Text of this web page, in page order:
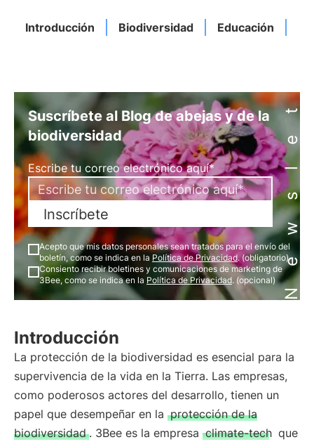
Introducción Biodiversidad Educación Newsletter
Suscríbete al Blog de abejas y de la
biodiversidad
Escribe tu correo electrónico aquí*
Inscríbete
Acepto que mis datos personales sean tratados para el envío del
boletín, como se indica en la Política de Privacidad. (obligatorio)
Consiento recibir boletines y comunicaciones de marketing de
3Bee, como se indica en la Política de Privacidad. (opcional)
Introducción
La protección de la biodiversidad es esencial para la
supervivencia de la vida en la Tierra. Las empresas,
como poderosos actores del desarrollo, tienen un
papel que desempeñar en la protección de la
biodiversidad . 3Bee es la empresa climate-tech que